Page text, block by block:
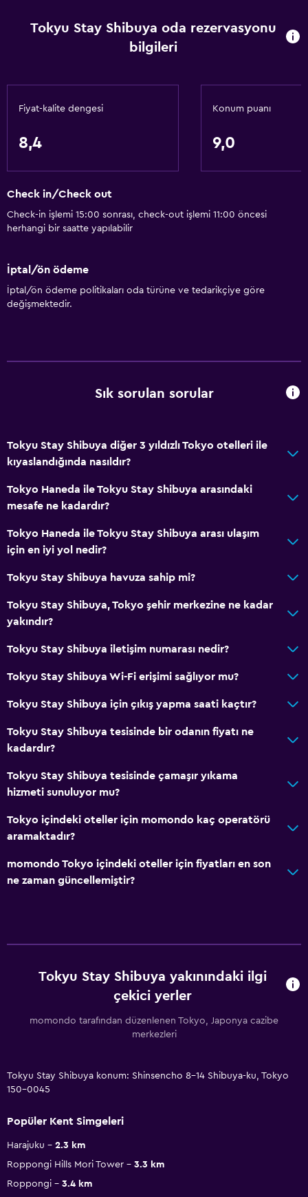
Tokyu Stay Shibuya oda rezervasyonu
bilgileri
Fiyat-kalite dengesi
8,4
Konum puanı
9,0
Check in/Check out
Check-in işlemi 15:00 sonrası, check-out işlemi 11:00 öncesi
herhangi bir saatte yapılabilir
İptal/ön ödeme
İptal/ön ödeme politikaları oda türüne ve tedarikçiye göre
değişmektedir.
Sık sorulan sorular
Tokyu Stay Shibuya diğer 3 yıldızlı Tokyo otelleri ile
kıyaslandığında nasıldır?
Tokyo Haneda ile Tokyu Stay Shibuya arasındaki
mesafe ne kadardır?
Tokyo Haneda ile Tokyu Stay Shibuya arası ulaşım
için en iyi yol nedir?
Tokyu Stay Shibuya havuza sahip mi?
Tokyu Stay Shibuya, Tokyo şehir merkezine ne kadar
yakındır?
Tokyu Stay Shibuya iletişim numarası nedir?
Tokyu Stay Shibuya Wi-Fi erişimi sağlıyor mu?
Tokyu Stay Shibuya için çıkış yapma saati kaçtır?
Tokyu Stay Shibuya tesisinde bir odanın fiyatı ne
kadardır?
Tokyu Stay Shibuya tesisinde çamaşır yıkama
hizmeti sunuluyor mu?
Tokyo içindeki oteller için momondo kaç operatörü
aramaktadır?
momondo Tokyo içindeki oteller için fiyatları en son
ne zaman güncellemiştir?
Tokyu Stay Shibuya yakınındaki ilgi
çekici yerler
momondo tarafından düzenlenen Tokyo, Japonya cazibe
merkezleri
Tokyu Stay Shibuya konum: Shinsencho 8-14 Shibuya-ku, Tokyo
150-0045
Popüler Kent Simgeleri
Harajuku
2.3 km
Roppongi Hills Mori Tower
3.3 km
Roppongi
3.4 km